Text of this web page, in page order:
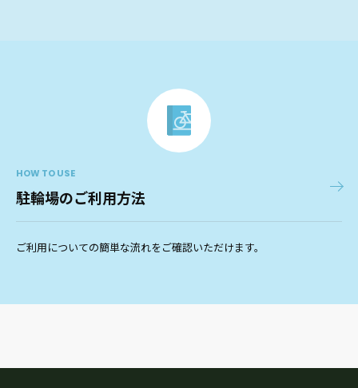
HOW TO USE
駐輪場のご利用方法
ご利用についての簡単な流れをご確認いただけます。